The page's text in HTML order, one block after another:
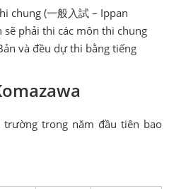
chung (一般入試 – Ippan
phải thi các môn thi chung
và đều dự thi bằng tiếng
trường trong năm đầu tiên bao